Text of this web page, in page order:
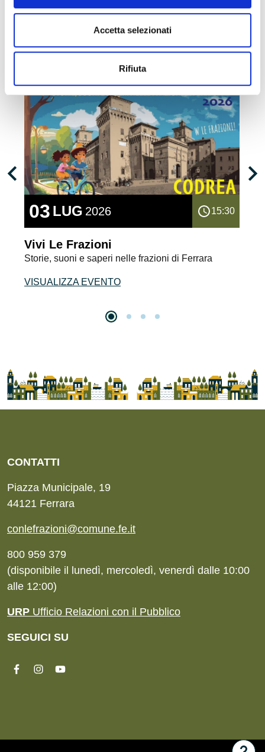
Accetta selezionati
Rifiuta
Gli Eventi in evidenza
03 LUG 2026 15:30
Vivi Le Frazioni
Storie, suoni e saperi nelle frazioni di Ferrara
VISUALIZZA EVENTO
Slider precedenti
CONTATTI
Piazza Municipale, 19
44121 Ferrara
conlefrazioni@comune.fe.it
800 959 379
(disponibile il lunedì, mercoledì, venerdì dalle 10:00
alle 12:00)
URP Ufficio Relazioni con il Pubblico
SEGUICI SU